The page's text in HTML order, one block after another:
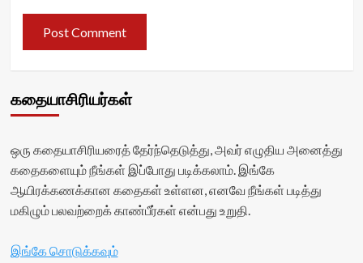
கதையாசிரியர்கள்
ஒரு கதையாசிரியரைத் தேர்ந்தெடுத்து, அவர் எழுதிய அனைத்து
கதைகளையும் நீங்கள் இப்போது படிக்கலாம். இங்கே
ஆயிரக்கணக்கான கதைகள் உள்ளன, எனவே நீங்கள் படித்து
மகிழும் பலவற்றைக் காண்பீர்கள் என்பது உறுதி.
இங்கே சொடுக்கவும்